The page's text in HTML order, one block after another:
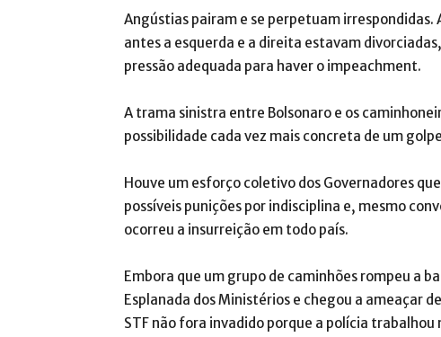
Angústias pairam e se perpetuam
antes a esquerda e a direita estavam
pressão adequada para haver o impeachment.
A trama sinistra entre Bolsonaro e os
possibilidade cada vez mais concreta de um
Houve um esforço coletivo dos Governadores
possíveis punições por indisciplina e, mesmo
ocorreu a insurreição em todo país.
Embora que um grupo de caminhões rompeu a
Esplanada dos Ministérios e chegou a ameaçar
STF não fora invadido porque a polícia